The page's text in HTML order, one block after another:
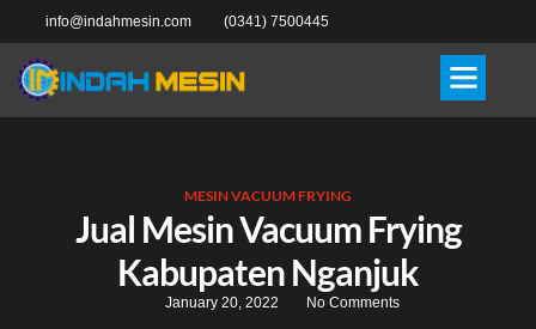
info@indahmesin.com (0341) 7500445
MESIN VACUUM FRYING
Jual Mesin Vacuum Frying
Kabupaten Nganjuk
January 20, 2022 No Comments